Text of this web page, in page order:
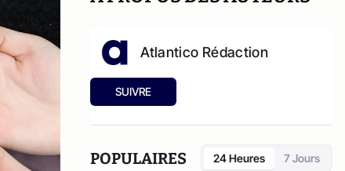
Atlantico Rédaction
SUIVRE
POPULAIRES 24 Heures 7 Jours